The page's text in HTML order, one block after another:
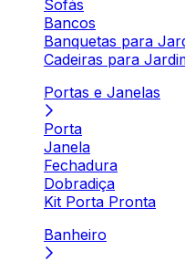
Sofás
Bancos
Banquetas para
Cadeiras para
Portas e Janelas
Porta
Janela
Fechadura
Dobradiça
Kit Porta Pronta
Banheiro